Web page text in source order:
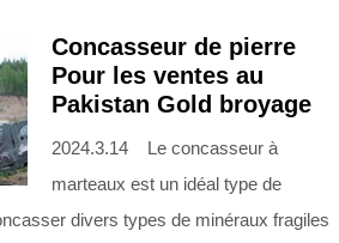
Concasseur de pierre
Pour les ventes au
Pakistan Gold broyage
2024.3.14 Le concasseur à
marteaux est un idéal type de
divers types de minéraux fragiles